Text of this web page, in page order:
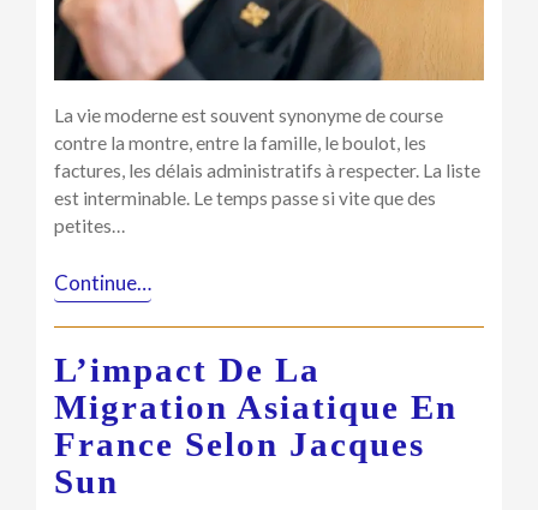
temps
pour
à
ce
qui
La vie moderne est souvent synonyme de course
contre la montre, entre la famille, le boulot, les
factures, les délais administratifs à respecter. La liste
est interminable. Le temps passe si vite que des
petites…
Continue…
L’impact De La
Migration Asiatique En
France Selon Jacques
Sun